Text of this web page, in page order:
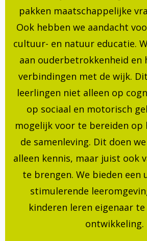
pakken maatschappelijke
Ook hebben we aandacht
cultuur- en natuur educatie.
aan ouderbetrokkenheid en
verbindingen met de wijk.
leerlingen niet alleen op
op sociaal en motorisch
mogelijk voor te bereiden op
de samenleving. Dit doen
alleen kennis, maar juist ook
te brengen. We bieden een
stimulerende
kinderen leren eigenaar
ontwikkeling.